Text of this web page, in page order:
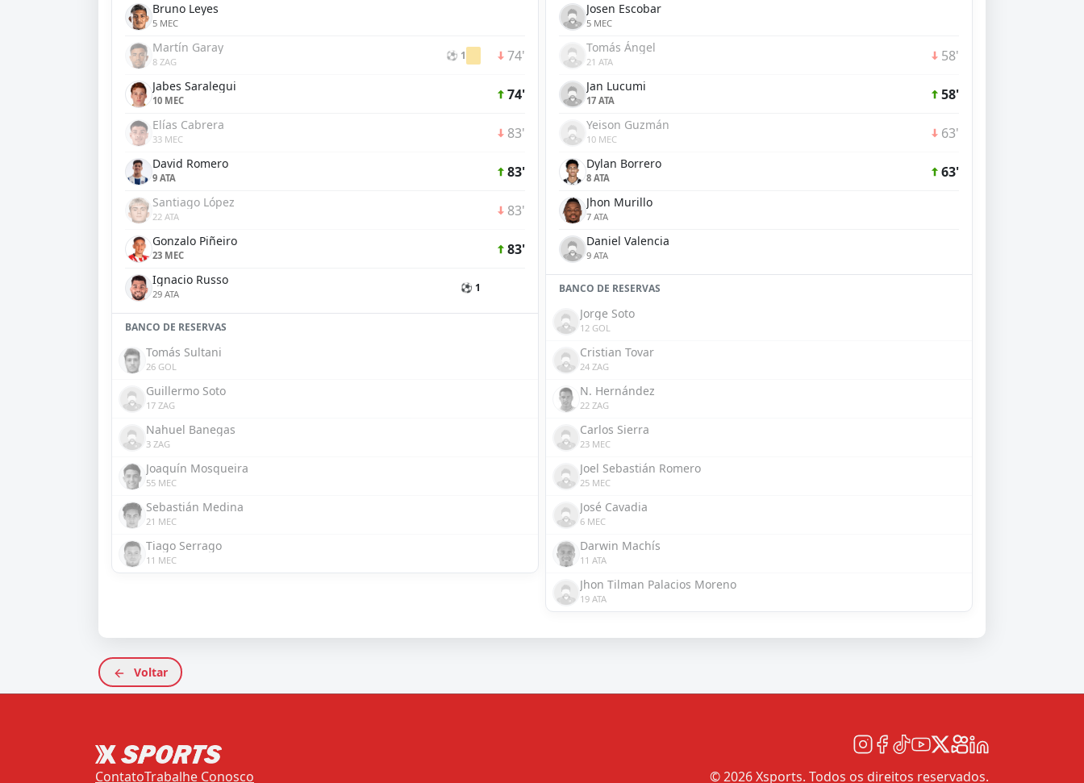
Bruno Leyes
5 MEC
Martín Garay
8 ZAG ⚽ 1 74'
Jabes Saralegui
10 MEC 74'
Elías Cabrera
33 MEC 83'
David Romero
9 ATA 83'
Santiago López
22 ATA 83'
Gonzalo Piñeiro
23 MEC 83'
Ignacio Russo
29 ATA ⚽ 1
BANCO DE RESERVAS
Tomás Sultani
26 GOL
Guillermo Soto
17 ZAG
Nahuel Banegas
3 ZAG
Joaquín Mosqueira
55 MEC
Sebastián Medina
21 MEC
Tiago Serrago
11 MEC
Josen Escobar
5 MEC
Tomás Ángel
21 ATA 58'
Jan Lucumi
17 ATA 58'
Yeison Guzmán
10 MEC 63'
Dylan Borrero
8 ATA 63'
Jhon Murillo
7 ATA
Daniel Valencia
9 ATA
BANCO DE RESERVAS
Jorge Soto
12 GOL
Cristian Tovar
24 ZAG
N. Hernández
22 ZAG
Carlos Sierra
23 MEC
Joel Sebastián Romero
25 MEC
José Cavadia
6 MEC
Darwin Machís
11 ATA
Jhon Tilman Palacios Moreno
19 ATA
Voltar
ContatoTrabalhe Conosco © 2026 Xsports. Todos os direitos reservados.